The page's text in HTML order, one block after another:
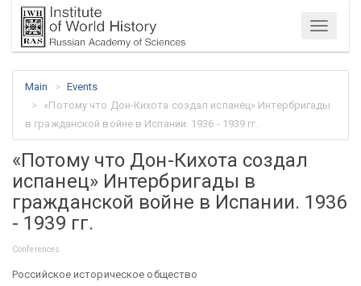
Menu
Main
Events
«Потому что Дон-Кихота создал испанец» Интербригады
в гражданской войне в Испании. 1936 - 1939 гг.
«Потому что Дон-Кихота создал
испанец» Интербригады в
гражданской войне в Испании. 1936
- 1939 гг.
Conferences
Российское историческое общество